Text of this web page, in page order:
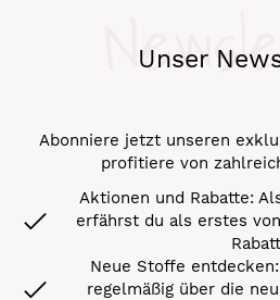
Unser
Abonniere jetzt unseren
profitiere von
Aktionen und Rabatte:
erfährst du als erstes
Neue Stoffe
regelmäßig über die